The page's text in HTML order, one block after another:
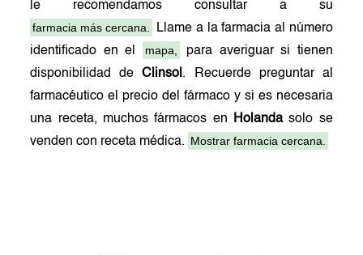
le recomendamos consultar a su
farmacia más cercana.
Llame a la farmacia al número
identificado en el
mapa,
para averiguar si tienen
disponibilidad deClinsol . Recuerde preguntar al
farmacéutico el precio del fármaco y si es necesaria
una receta, muchos fármacos en
Holandasolo se
venden con receta médica. Mostrar farmacia cercana.